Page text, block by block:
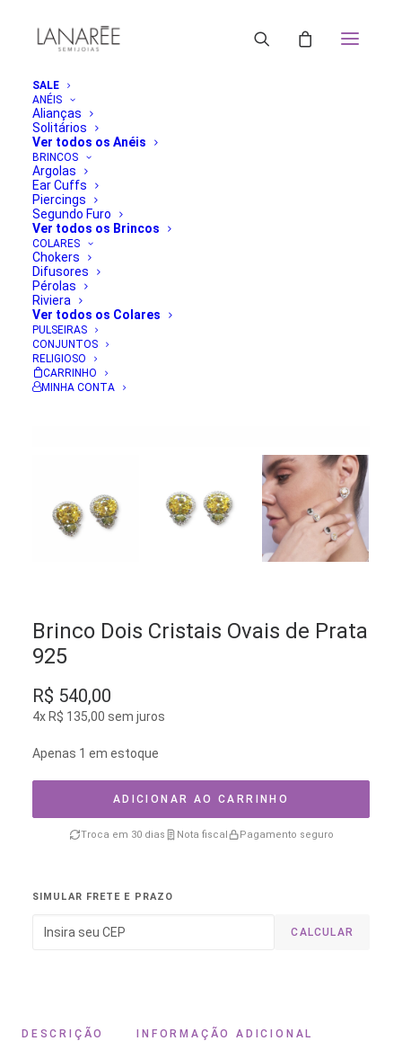
SALE
ANÉIS
Alianças
Solitários
Ver todos os Anéis
BRINCOS
Argolas
Ear Cuffs
Piercings
Segundo Furo
Ver todos os Brincos
COLARES
Chokers
Difusores
Pérolas
Riviera
Ver todos os Colares
PULSEIRAS
CONJUNTOS
RELIGIOSO
CARRINHO
MINHA CONTA
Brinco Dois Cristais Ovais de Prata
925
R$ 540,00
4x R$ 135,00 sem juros
Apenas 1 em estoque
ADICIONAR AO CARRINHO
Troca em 30 dias Nota fiscal Pagamento seguro
SIMULAR FRETE E PRAZO
CALCULAR
DESCRIÇÃO INFORMAÇÃO ADICIONAL